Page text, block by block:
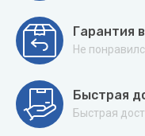
Гарантия
Не
Быстрая
Быстрая